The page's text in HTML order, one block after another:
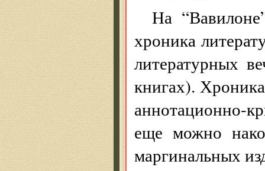
На
хроника
литературных
книгах).
аннотационно-
еще можно
маргинальных